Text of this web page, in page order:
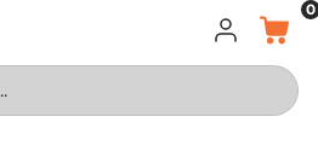
LOG INDKURV
0